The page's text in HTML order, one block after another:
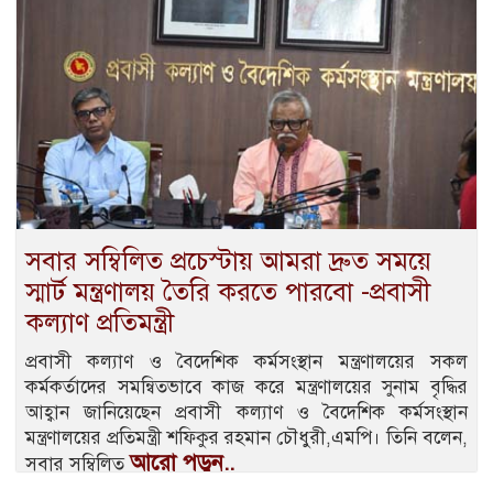
সবার সম্বিলিত প্রচেস্টায় আমরা দ্রুত সময়ে
স্মার্ট মন্ত্রণালয় তৈরি করতে পারবো -প্রবাসী
কল্যাণ প্রতিমন্ত্রী
প্রবাসী কল্যাণ ও বৈদেশিক কর্মসংস্থান মন্ত্রণালয়ের সকল
কর্মকর্তাদের সমন্বিতভাবে কাজ করে মন্ত্রণালয়ের সুনাম বৃদ্ধির
আহ্বান জানিয়েছেন প্রবাসী কল্যাণ ও বৈদেশিক কর্মসংস্থান
মন্ত্রণালয়ের প্রতিমন্ত্রী শফিকুর রহমান চৌধুরী,এমপি। তিনি বলেন,
সবার সম্বিলিতআরো পড়ুন..